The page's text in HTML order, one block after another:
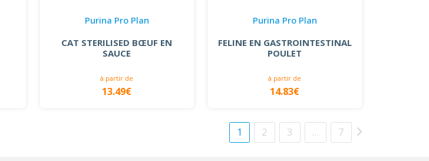
Purina Pro Plan
CAT STERILISED BŒUF EN
SAUCE
à partir de
13.49€
Purina Pro Plan
FELINE EN GASTROINTESTINAL
POULET
à partir de
14.83€
1 2 3 … 7